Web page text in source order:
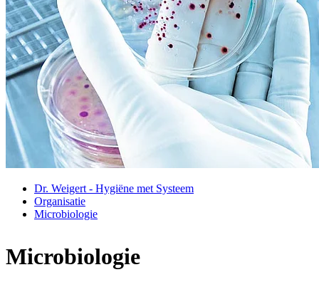
Dr. Weigert - Hygiëne met Systeem
Organisatie
Microbiologie
Microbiologie